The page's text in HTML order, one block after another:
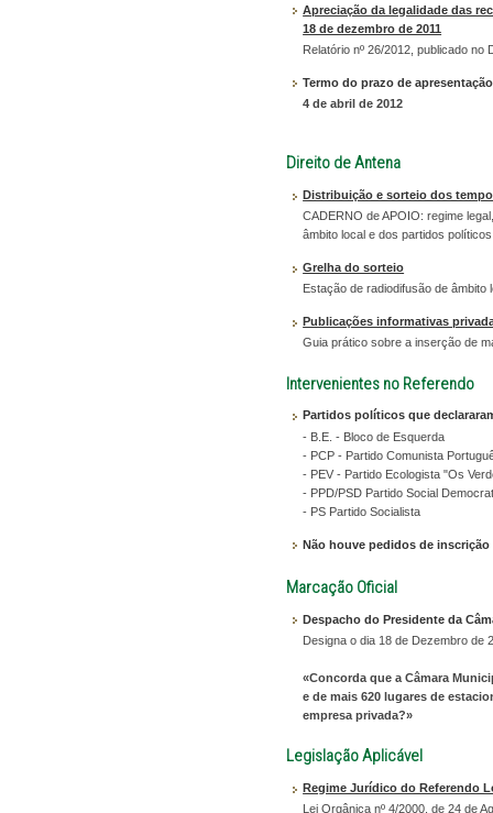
Apreciação da legalidade das
18 de dezembro de 2011
Relatório nº 26/2012, publicado no
Termo do prazo de
4 de abril de 2012
Direito de Antena
Distribuição e sorteio dos
CADERNO de APOIO: regime
âmbito local e dos partidos
Grelha do sorteio
Estação de radiodifusão de âmbito
Publicações informativas
Guia prático sobre a inserção de
Intervenientes no Referendo
Partidos políticos que
- B.E. - Bloco de Esquerda
- PCP - Partido Comunista
- PEV - Partido Ecologista "Os
- PPD/PSD Partido Social
- PS Partido Socialista
Não houve pedidos de
Marcação Oficial
Despacho do Presidente da
Designa o dia 18 de Dezembro de
«Concorda que a Câmara
e de mais 620 lugares de
empresa privada?»
Legislação Aplicável
Regime Jurídico do Referendo
Lei Orgânica nº 4/2000, de 24 de